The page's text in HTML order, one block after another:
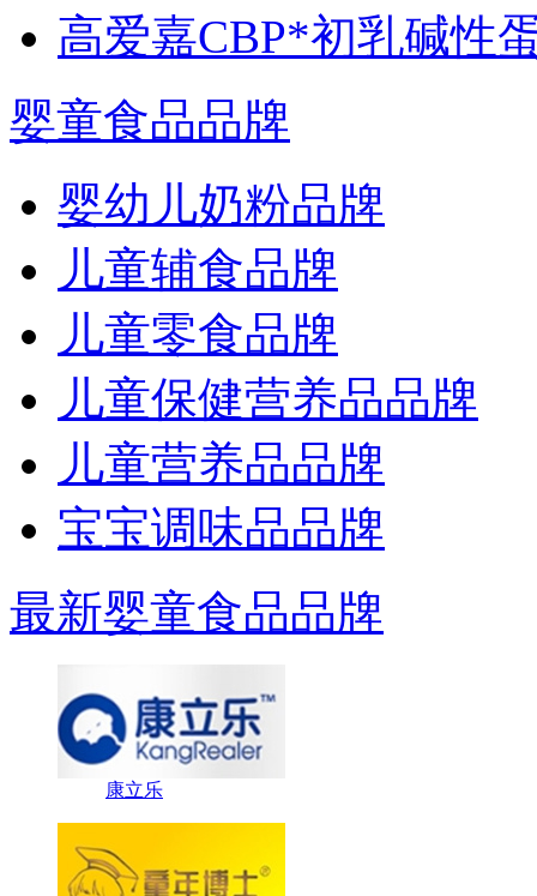
高爱嘉CBP*初乳碱性
婴童食品品牌
婴幼儿奶粉品牌
儿童辅食品牌
儿童零食品牌
儿童保健营养品品牌
儿童营养品品牌
宝宝调味品品牌
最新婴童食品品牌
康立乐